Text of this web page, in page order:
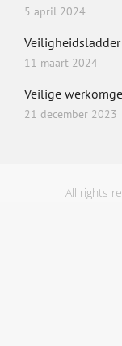
5 april 2024
11 maart 2024
Veilige
21 december 2023
All rights